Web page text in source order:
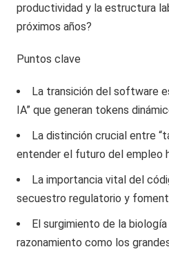
productividad y la estructura
próximos años?
Puntos clave
La transición del software
IA” que generan tokens
La distinción crucial entre
entender el futuro del empleo
La importancia vital del
secuestro regulatorio y
El surgimiento de la
razonamiento como los